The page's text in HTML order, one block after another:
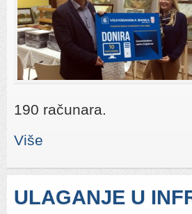
190 računara.
Više
ULAGANJE U